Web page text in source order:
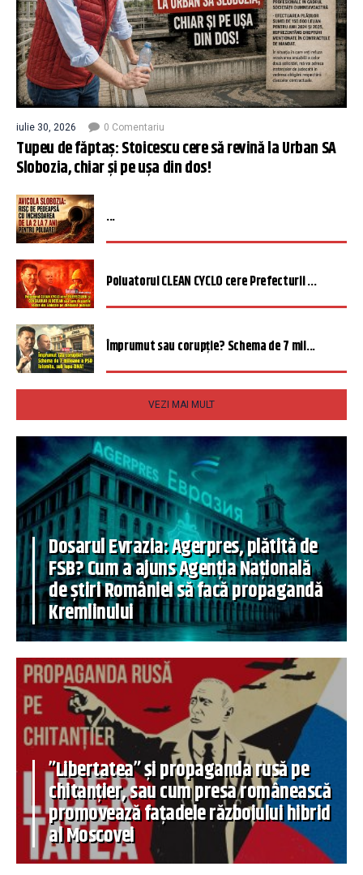
iulie 30, 2026 0 Comentariu
Tupeu de făptaș: Stoicescu cere să revină la Urban SA
Slobozia, chiar și pe ușa din dos!
...
Poluatorul CLEAN CYCLO cere Prefecturii ...
Împrumut sau corupție? Schema de 7 mil...
VEZI MAI MULT
Dosarul Evrazia: Agerpres, plătită de
FSB? Cum a ajuns Agenția Națională
de știri României să facă propagandă
Kremlinului
”Libertatea” și propaganda rusă pe
chitanțier, sau cum presa românească
promovează fațadele războiului hibrid
al Moscovei